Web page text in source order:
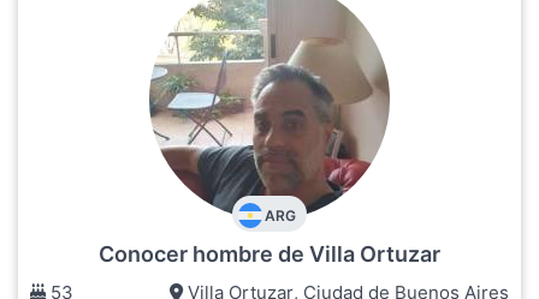
ARG
Conocer hombre de Villa Ortuzar
53 Villa Ortuzar, Ciudad de Buenos Aires